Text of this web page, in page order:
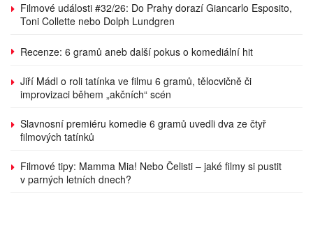
Filmové události #32/26: Do Prahy dorazí Giancarlo Esposito,
Toni Collette nebo Dolph Lundgren
Recenze: 6 gramů aneb další pokus o komediální hit
Jiří Mádl o roli tatínka ve filmu 6 gramů, tělocvičně či
improvizaci během „akčních“ scén
Slavnosní premiéru komedie 6 gramů uvedli dva ze čtyř
filmových tatínků
Filmové tipy: Mamma Mia! Nebo Čelisti – jaké filmy si pustit
v parných letních dnech?